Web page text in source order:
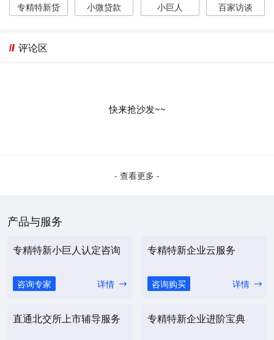
专精特新贷
小微贷款 小巨人 百家访谈
评论区
快来抢沙发~~
- 查看更多 -
产品与服务
专精特新小巨人认定咨询
咨询专家 详情
专精特新企业云服务
咨询购买 详情
直通北交所上市辅导服务 专精特新企业进阶宝典